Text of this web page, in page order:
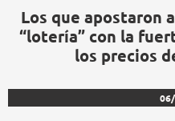
Los que apostaron
“lotería” con la
los precios